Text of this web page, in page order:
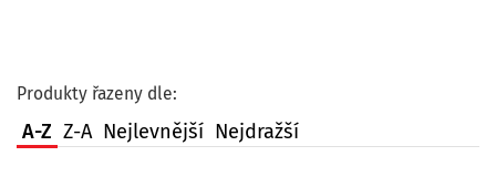
Produkty řazeny dle:
A-Z Z-A Nejlevnější Nejdražší